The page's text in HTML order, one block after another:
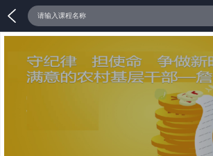
加载中...